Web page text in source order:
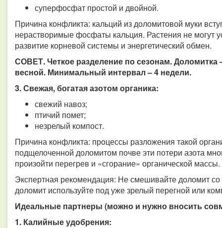
суперфосфат простой и двойной.
Причина конфликта: кальций из доломитовой муки
нерастворимые фосфаты кальция. Растения не могут
развитие корневой системы и энергетический обмен.
СОВЕТ. Четкое разделение по сезонам.
весной. Минимальный интервал – 4 недели.
3. Свежая, богатая азотом органика:
свежий навоз;
птичий помет;
незрелый компост.
Причина конфликта: процессы разложения такой
подщелоченной доломитом почве эти потери азота
произойти перегрев и «сгорание» органической массы.
Экспертная рекомендация: Не смешивайте доломит
доломит используйте под уже зрелый перегной или
Идеальные партнеры (можно и нужно вносить
1. Калийные удобрения: